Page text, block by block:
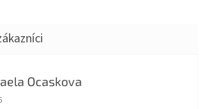
Ocaskova
obchodu je 5 z 5 hvězdiček.